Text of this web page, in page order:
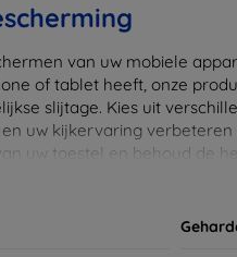
van uw mobiele
of tablet heeft, onze
slijtage. Kies uit
uw kijkervaring
uw toestel en behoud de